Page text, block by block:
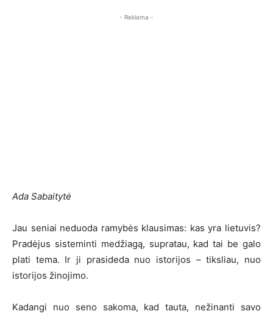
- Reklama -
Ada Sabaitytė
Jau seniai neduoda ramybės klausimas: kas yra lietuvis?
Pradėjus sisteminti medžiagą, supratau, kad tai be galo
plati tema. Ir ji prasideda nuo istorijos – tiksliau, nuo
istorijos žinojimo.
Kadangi nuo seno sakoma, kad tauta, nežinanti savo